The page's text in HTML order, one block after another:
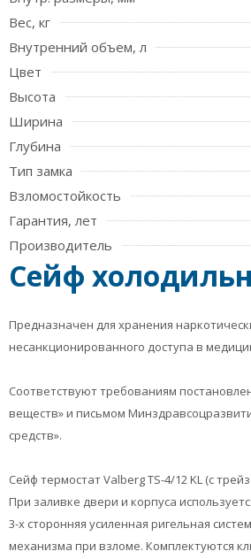
Вес, кг
Внутренний объем, л
Цвет
Высота
Ширина
Глубина
Тип замка
Взломостойкость
Гарантия, лет
Производитель
Сейф
Предназначен для хранения
несанкционированного доступа в
Соответствуют требованиям
веществ» и письмом
средств».
Сейф термостат Valberg TS-4/12 KL (с
При заливке двери и корпуса
3-х сторонняя усиленная ригельная
механизма при взломе. Комплектуются